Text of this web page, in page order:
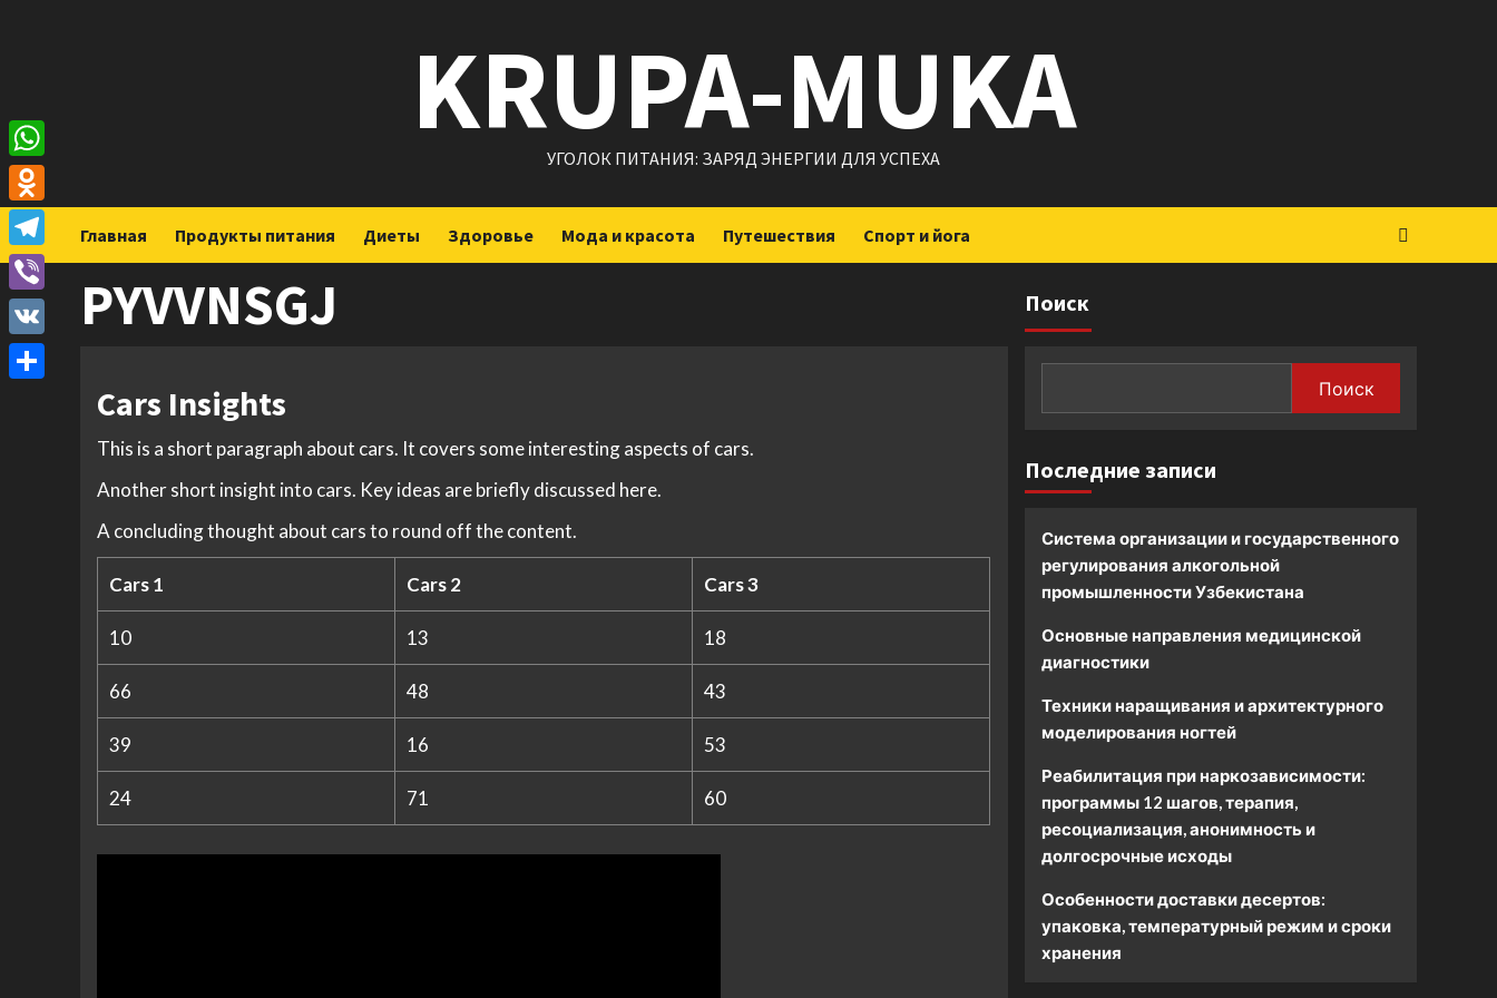
KRUPA-MUKA
УГОЛОК ПИТАНИЯ: ЗАРЯД ЭНЕРГИИ ДЛЯ УСПЕХА
Главная Продукты питания Диеты Здоровье Мода и красота Путешествия Спорт и йога
PYVVNSGJ
Cars Insights
This is a short paragraph about cars. It covers some interesting aspects of cars.
Another short insight into cars. Key ideas are briefly discussed here.
A concluding thought about cars to round off the content.
Cars 1 Cars 2 Cars 3
10 13 18
66 48 43
39 16 53
24 71 60
Поиск
Поиск
Последние записи
Система организации и государственного
регулирования алкогольной
промышленности Узбекистана
Основные направления медицинской
диагностики
Техники наращивания и архитектурного
моделирования ногтей
Реабилитация при наркозависимости:
программы 12 шагов, терапия,
ресоциализация, анонимность и
долгосрочные исходы
Особенности доставки десертов:
упаковка, температурный режим и сроки
хранения
WhatsApp
Odnoklassniki
Telegram
Viber
VK
Отправить